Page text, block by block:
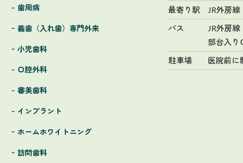
最寄り駅
JR外房
バス
JR外房
部台入り
駐車場
医院前に
歯周病
義歯（入れ歯）専門外来
小児歯科
口腔外科
審美歯科
インプラント
ホームホワイトニング
訪問歯科